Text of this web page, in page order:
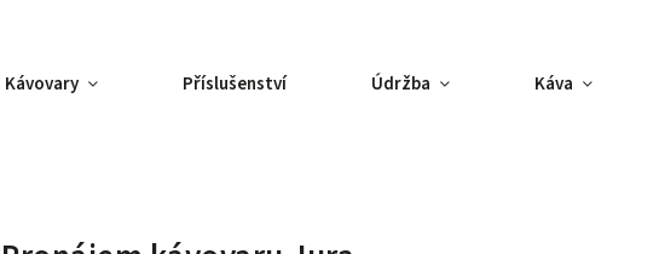
Kávovary Příslušenství Údržba Káva